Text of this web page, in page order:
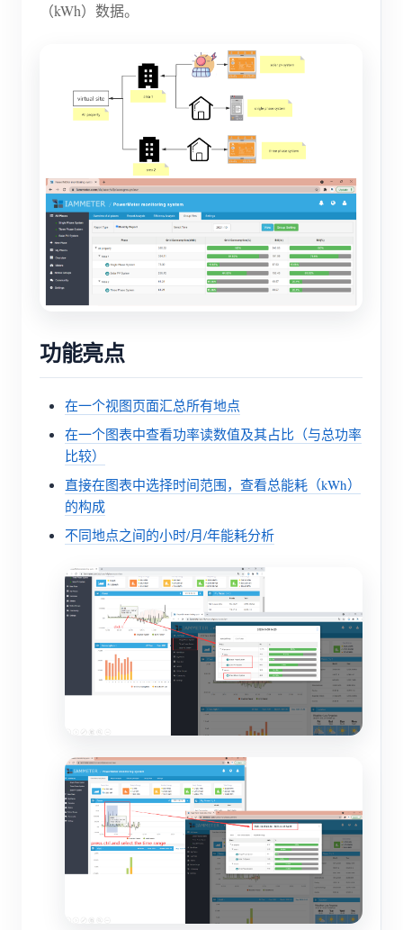
（kWh）数据。
功能亮点
在一个视图页面汇总所有地点
在一个图表中查看功率读数值及其占比（与总功率
比较）
直接在图表中选择时间范围，查看总能耗（kWh）
的构成
不同地点之间的小时/月/年能耗分析